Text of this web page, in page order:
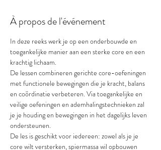
À propos de l'événement
In deze reeks werk je op een onderbouwde en
toegankelijke manier aan een sterke core en een
krachtig lichaam.
De lessen combineren gerichte core-oefeningen
met functionele bewegingen die je kracht, balans
en coördinatie verbeteren. Via toegankelijke en
veilige oefeningen en ademhalingstechnieken zal
je je houding en bewegingen in het dagelijks leven
ondersteunen.
De les is geschikt voor iedereen: zowel als je je
core wilt versterken, spiermassa wil opbouwen